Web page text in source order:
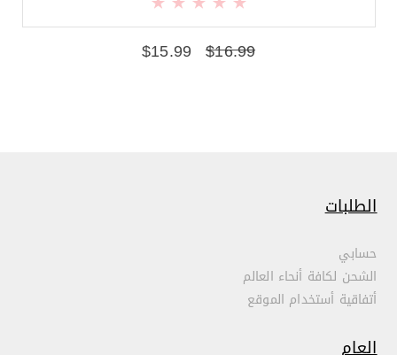
$16.99
$15.99
الطلبات
حسابي
الشحن لكافة أنحاء العالم
أتفاقية أستخدام الموقع
العام